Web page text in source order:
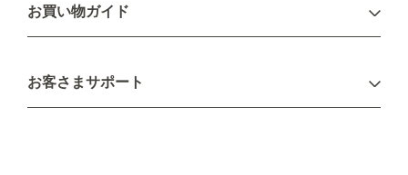
新規会員登録
お買い物ガイド
配送について
不良品・返品について
お客さまサポート